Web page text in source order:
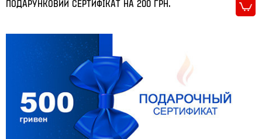
Вхід /
Реєстрація
ПОДАРУНКОВИЙ СЕРТИФІКАТ НА 200 ГРН.